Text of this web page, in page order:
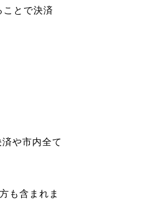
とで決済
や市内全て
も含まれま